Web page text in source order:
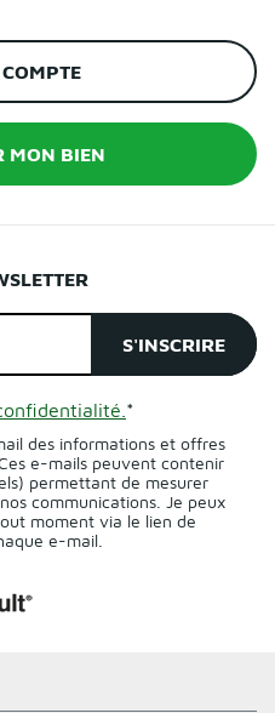
MON BIEN
*
des informations et offres
e-mails peuvent contenir
permettant de mesurer
communications. Je peux
moment via le lien de
e-mail.